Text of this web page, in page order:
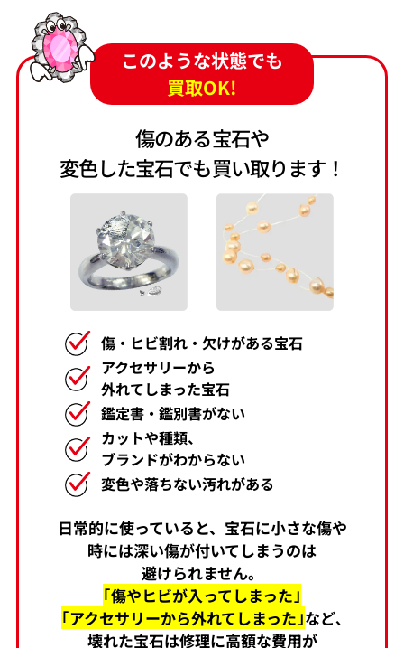
このような状態でも
買取OK!
傷のある宝石や
変色した宝石でも買い取ります！
傷・ヒビ割れ・欠けがある宝石
アクセサリーから
外れてしまった宝石
鑑定書・鑑別書がない
カットや種類、
ブランドがわからない
変色や落ちない汚れがある
日常的に使っていると、宝石に小さな傷や
時には深い傷が付いてしまうのは
避けられません。
｢傷やヒビが入ってしまった｣
｢アクセサリーから外れてしまった｣など､
壊れた宝石は修理に高額な費用が